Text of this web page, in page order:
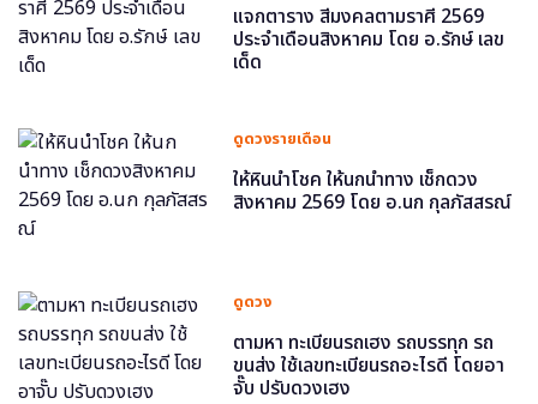
แจกตาราง สีมงคลตามราศี 2569
ประจำเดือนสิงหาคม โดย อ.รักษ์ เลข
เด็ด
ดูดวงรายเดือน
ให้หินนำโชค ให้นกนำทาง เช็กดวง
สิงหาคม 2569 โดย อ.นก กุลภัสสรณ์
ดูดวง
ตามหา ทะเบียนรถเฮง รถบรรทุก รถ
ขนส่ง ใช้เลขทะเบียนรถอะไรดี โดยอา
จั๊บ ปรับดวงเฮง